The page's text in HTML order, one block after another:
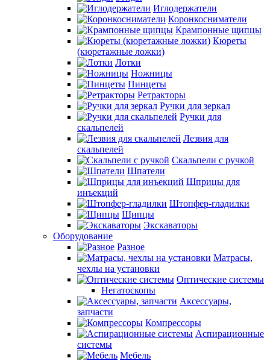
Иглодержатели
Коронкосниматели
Крампонные щипцы
Кюреты
(кюретажные ложки)
Лотки
Ножницы
Пинцеты
Ретракторы
Ручки для зеркал
Ручки для
скальпелей
Лезвия для
скальпелей
Скальпели с ручкой
Шпатели
Шприцы для
инъекций
Штопфер-гладилки
Щипцы
Экскаваторы
Оборудование
Разное
Матрасы,
чехлы на установки
Оптические системы
Негатоскопы
Аксессуары,
запчасти
Компрессоры
Аспирационные
системы
Мебель